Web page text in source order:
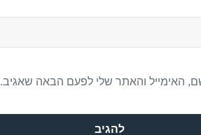
האימייל והאתר שלי לפעם הבאה שאגיב.